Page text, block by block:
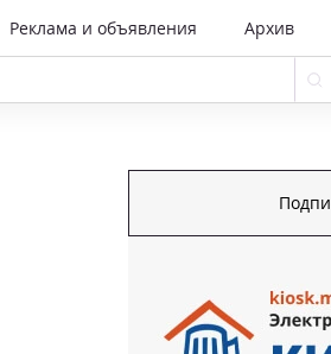
Реклама и объявления Архив